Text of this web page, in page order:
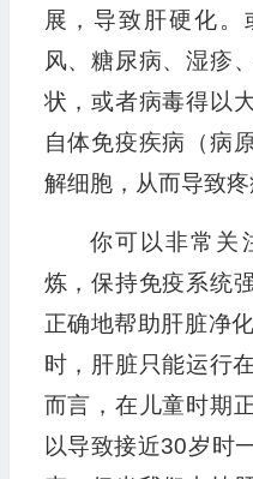
展，导致肝硬化
风、糖尿病、湿疹
状，或者病毒得以
自体免疫疾病（病
解细胞，从而导致疼
你可以非常关
炼，保持免疫系统
正确地帮助肝脏净
时，肝脏只能运行
而言，在儿童时期
以导致接近30岁时